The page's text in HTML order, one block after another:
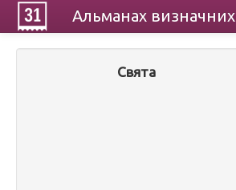
Альманах визначних
Свята